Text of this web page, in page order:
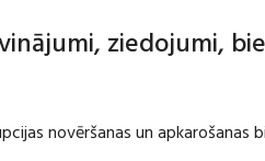
ziedojumi,
novēršanas un